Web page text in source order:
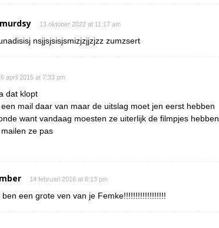
13 oktober 2022 at 11:17 am
nsjjsjsisjsmizjzjjzjzz zumzsert
april 2015 at 7:33 pm
dat klopt
mail daar van maar de uitslag moet jen eerst hebben
want vandaag moesten ze uiterlijk de filmpjes hebben
ze pas
14 februari 2016 at 6:13 pm
ben een grote ven van je Femke!!!!!!!!!!!!!!!!!!